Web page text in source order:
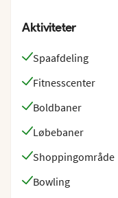
Aktiviteter
Spaafdeling
Fitnesscenter
Boldbaner
Løbebaner
Shoppingområde
Bowling